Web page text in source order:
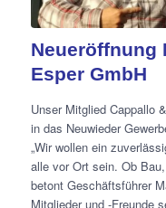
Neueröffnung
Esper GmbH
Unser Mitglied Cappallo
in das Neuwieder
„Wir wollen ein
alle vor Ort sein. Ob
betont Geschäftsführer
Mitglieder und -Freunde